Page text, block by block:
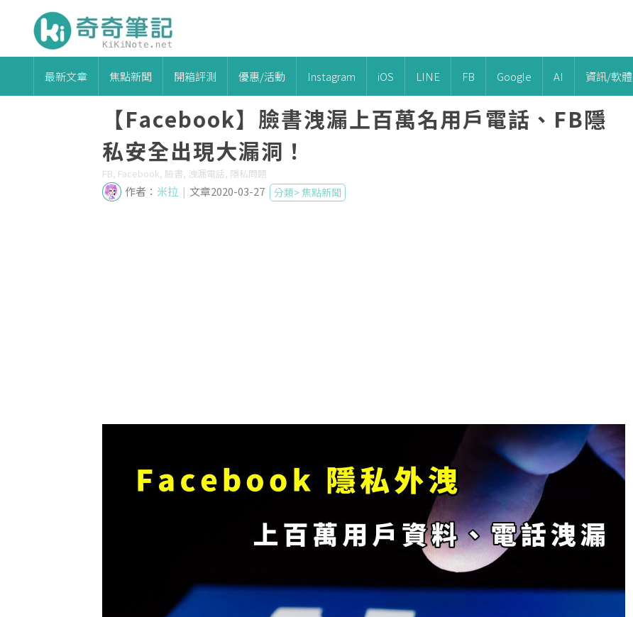
最新文章 焦點新聞 開箱評測 優惠/活動 Instagram iOS LINE FB Google AI 資訊/軟體
【Facebook】臉書洩漏上百萬名用戶電話、FB隱
私安全出現大漏洞！
FB, Facebook, 臉書, 洩漏電話, 隱私問題
作者： 米拉 | 文章2020-03-27 分類>焦點新聞